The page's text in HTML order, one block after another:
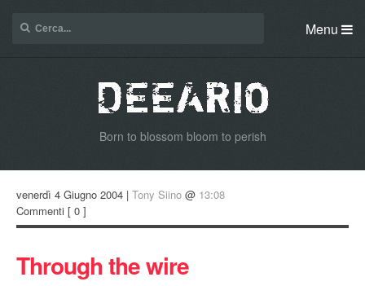
Menu
Born to blossom bloom to perish
venerdì 4 Giugno 2004 | Tony Siino @ 13:08
Commenti [ 0 ]
Through the wire